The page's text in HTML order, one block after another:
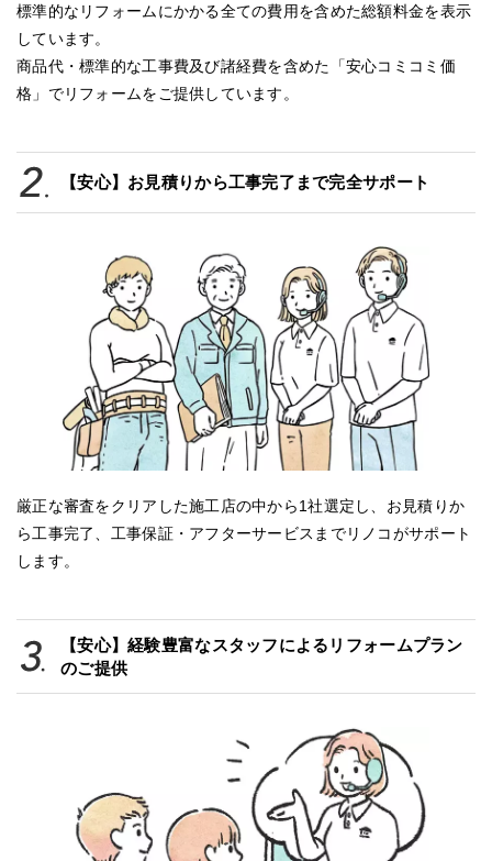
標準的なリフォームにかかる全ての費用を含めた総額料金を表示
しています。
商品代・標準的な工事費及び諸経費を含めた「安心コミコミ価
格」でリフォームをご提供しています。
【安心】お見積りから工事完了まで完全サポート
厳正な審査をクリアした施工店の中から1社選定し、お見積りか
ら工事完了、工事保証・アフターサービスまでリノコがサポート
します。
【安心】経験豊富なスタッフによるリフォームプラン
のご提供